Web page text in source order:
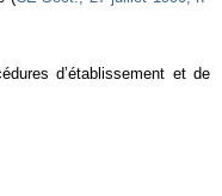
d’établissement et de